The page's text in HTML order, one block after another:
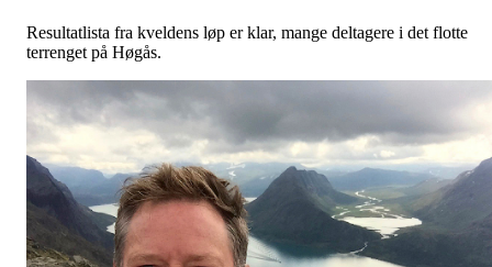
Resultatlista fra kveldens løp er klar, mange deltagere i det flotte
terrenget på Høgås.